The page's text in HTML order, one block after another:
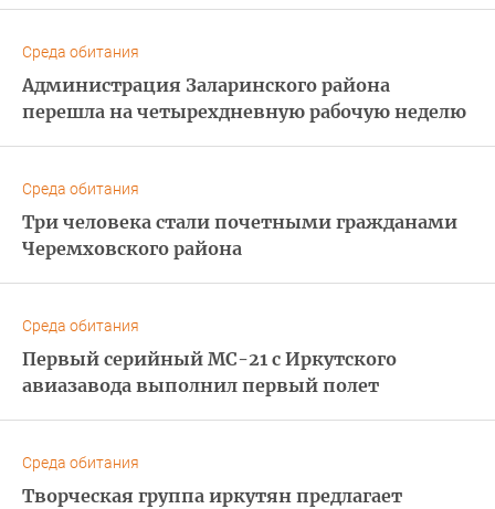
Среда обитания
Администрация Заларинского района
перешла на четырехдневную рабочую неделю
Среда обитания
Три человека стали почетными гражданами
Черемховского района
Среда обитания
Первый серийный МС-21 с Иркутского
авиазавода выполнил первый полет
Среда обитания
Творческая группа иркутян предлагает